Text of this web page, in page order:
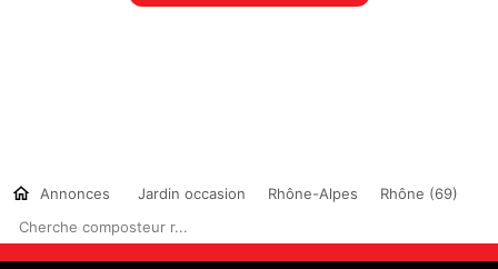
Annonces Jardin occasion Rhône-Alpes
Rhône (69)
Cherche composteur r...